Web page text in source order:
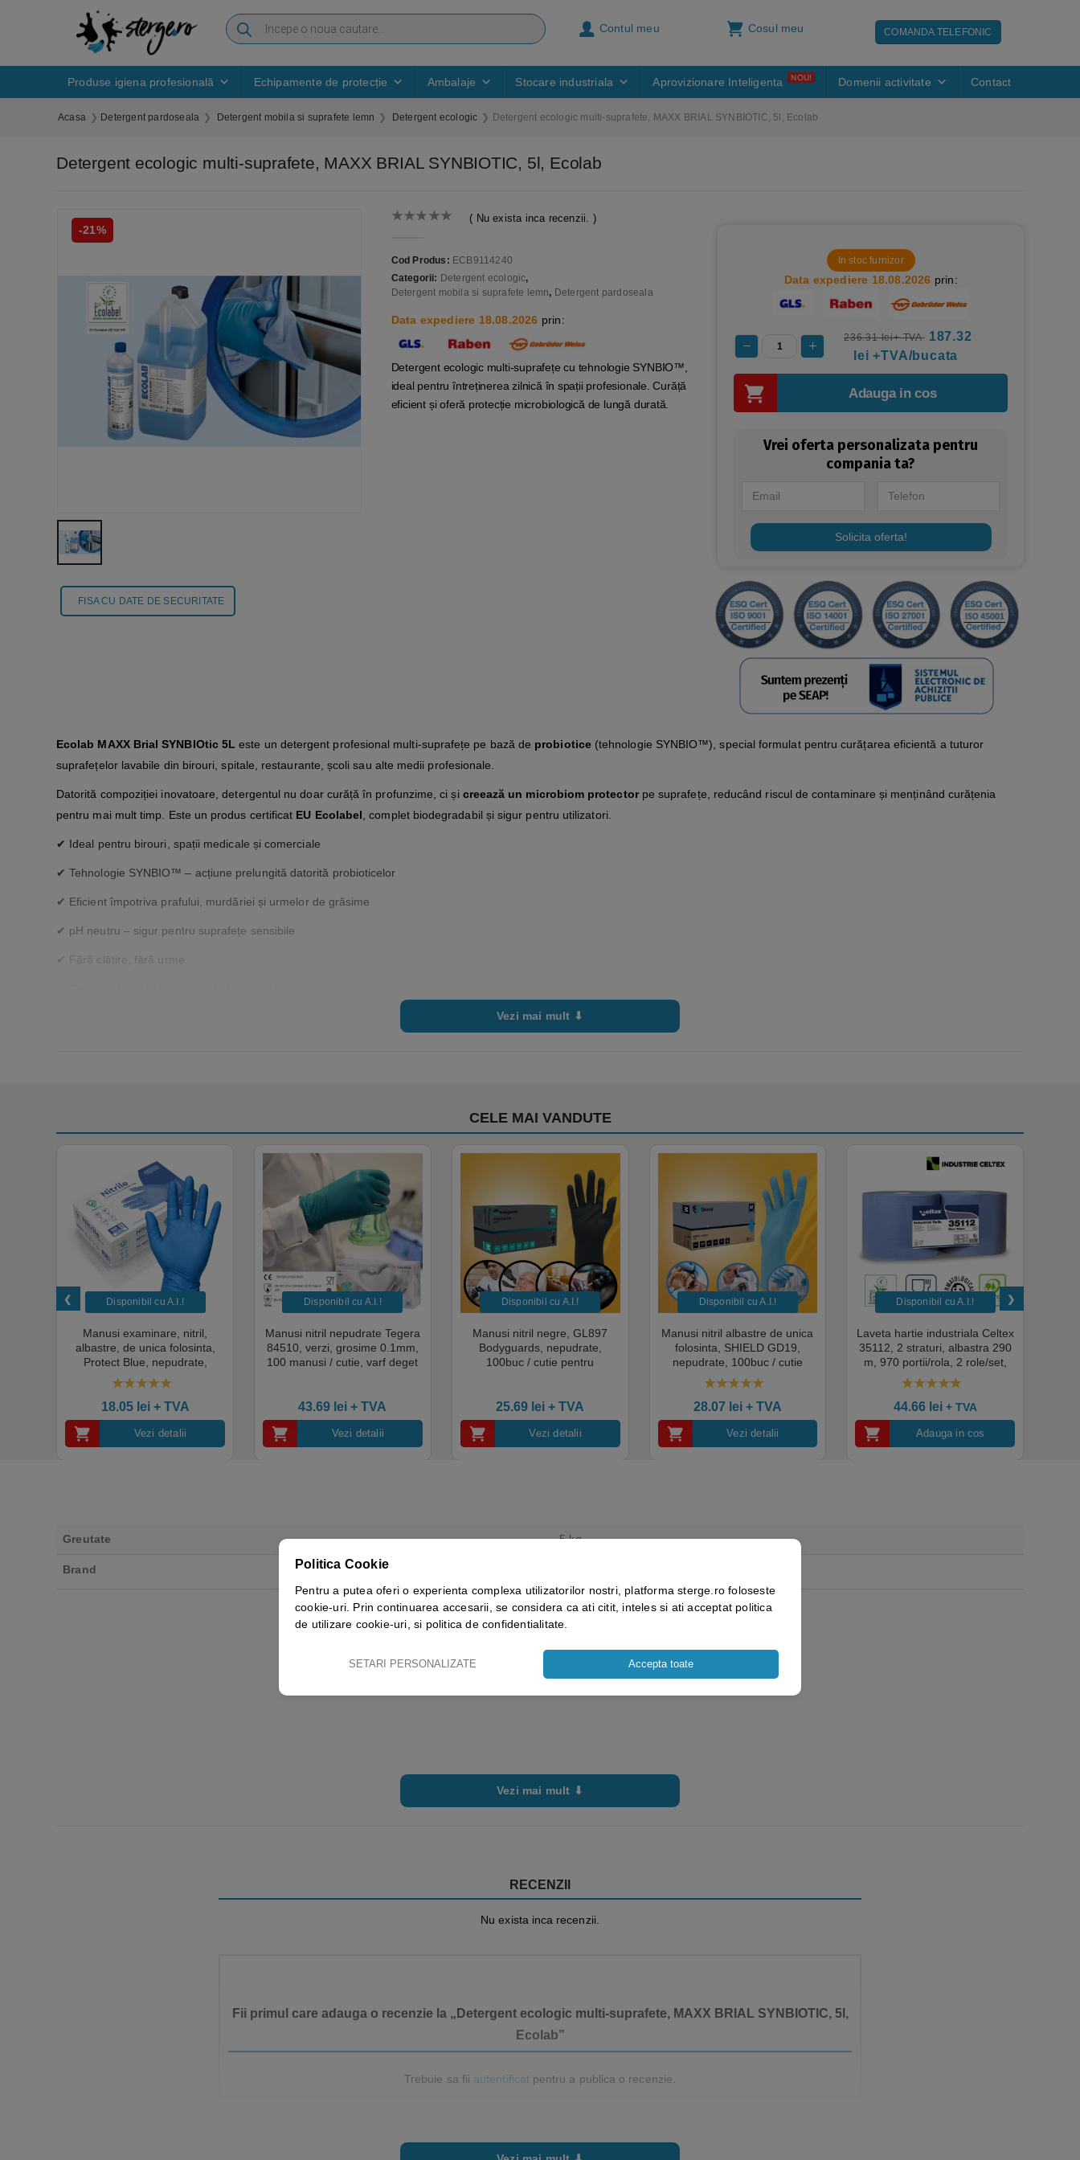
Contul meu Cosul meu COMANDA TELEFONIC
Produse igiena profesională Echipamente de protecție Ambalaje Stocare industriala Aprovizionare Inteligenta NOU! Domenii activitate Contact
Acasa Detergent pardoseala Detergent mobila si suprafete lemn Detergent ecologic Detergent ecologic multi-suprafete, MAXX BRIAL SYNBIOTIC, 5l, Ecolab
Detergent ecologic multi-suprafete, MAXX BRIAL SYNBIOTIC, 5l, Ecolab
-21%
FISA CU DATE DE SECURITATE
( Nu exista inca recenzii. )
Cod Produs: ECB9114240
Categorii: Detergent ecologic,
Detergent mobila si suprafete lemn, Detergent pardoseala
Data expediere 18.08.2026 prin:
Detergent ecologic multi-suprafețe cu tehnologie SYNBIO™,
ideal pentru întreținerea zilnică în spații profesionale. Curăță
eficient și oferă protecție microbiologică de lungă durată.
In stoc furnizor
Data expediere 18.08.2026 prin:
236.31 lei+ TVA 187.32
lei +TVA/bucata
Adauga in cos
Vrei oferta personalizata pentru
compania ta?
Solicita oferta!
Ecolab MAXX Brial SYNBIOtic 5L este un detergent profesional multi-suprafețe pe bază de probiotice(tehnologie SYNBIO™), special formulat pentru curățarea eficientă a tuturor
suprafețelor lavabile din birouri, spitale, restaurante, școli sau alte medii profesionale.
Datorită compoziției inovatoare, detergentul nu doar curăță în profunzime, ci și creează un microbiom protectorpe suprafețe, reducând riscul de contaminare și menținând curățenia
pentru mai mult timp. Este un produs certificat EU Ecolabel , complet biodegradabil și sigur pentru utilizatori.
✔ Ideal pentru birouri, spații medicale și comerciale
✔ Tehnologie SYNBIO™ – acțiune prelungită datorită probioticelor
✔ Eficient împotriva prafului, murdăriei și urmelor de grăsime
✔ pH neutru – sigur pentru suprafețe sensibile
✔ Fără clătire, fără urme
Parfum:Ușor, fresh
Vezi mai mult ⬇
CELE MAI VANDUTE
Disponibil cu A.I.​!
Manusi examinare, nitril,
albastre, de unica folosinta,
Protect Blue, nepudrate,
100buc / cutie pentru medical,
HoReCa, saloane si domeniul
industrial, calitate premium
18.05 lei+ TVA
Vezi detalii
Disponibil cu A.I.​!
Manusi nitril nepudrate Tegera
84510, verzi, grosime 0.1mm,
100 manusi / cutie, varf deget
43.69 lei + TVA
Vezi detalii
Disponibil cu A.I.​!
Manusi nitril negre, GL897
Bodyguards, nepudrate,
100buc / cutie pentru
industrial, calitate premium
25.69 lei + TVA
Vezi detalii
Disponibil cu A.I.​!
Manusi nitril albastre de unica
folosinta, SHIELD GD19,
nepudrate, 100buc / cutie
pentru Medical, HoReCa,
saloane si domeniul industrial,
calitate premium
28.07 lei+ TVA
Vezi detalii
Disponibil cu A.I.​!
Laveta hartie industriala Celtex
35112, 2 straturi, albastra 290
m, 970 portii/rola, 2 role/set,
certificata pentru industria
alimentara, Ecolabel
44.66 lei + TVA
Adauga in cos
Greutate 5 kg
Brand
Vezi mai mult ⬇
RECENZII
Nu exista inca recenzii.
Fii primul care adauga o recenzie la „Detergent ecologic multi-suprafete, MAXX BRIAL SYNBIOTIC, 5l,
Ecolab”
Trebuie sa fii autentificat pentru a publica o recenzie.
Politica Cookie
Pentru a putea oferi o experienta complexa utilizatorilor nostri, platforma sterge.ro foloseste
cookie-uri. Prin continuarea accesarii, se considera ca ati citit, inteles si ati acceptat politica
de utilizare cookie-uri, si politica de confidentialitate.
SETARI PERSONALIZATE Accepta toate